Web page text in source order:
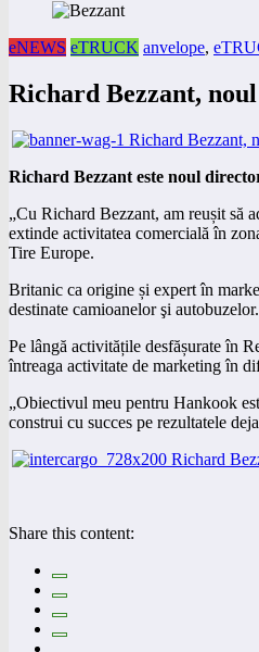
eNEWS eTRUCK anvelope,
Richard Bezzant,
Richard Bezzant este noul
„Cu Richard Bezzant, am reușit să
extinde activitatea comercială în
Tire Europe.
Britanic ca origine și expert în
destinate camioanelor şi autobuzelor.
Pe lângă activitățile desfășurate în
întreaga activitate de marketing în
„Obiectivul meu pentru Hankook
construi cu succes pe rezultatele
Share this content: